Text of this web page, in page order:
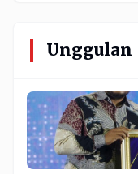
Unggulan